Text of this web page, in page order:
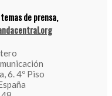
de prensa,
6. 4º Piso